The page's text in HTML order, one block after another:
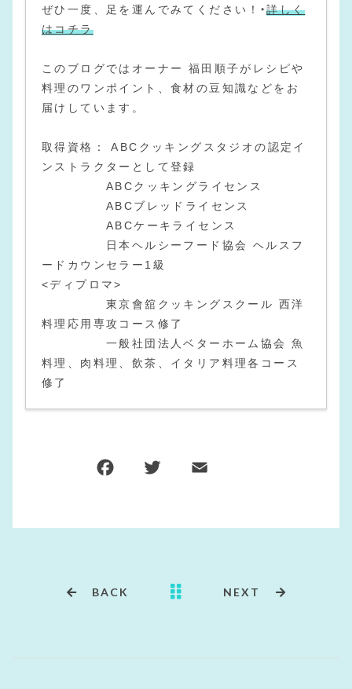
ぜひ一度、足を運んでみてください！‣詳しく
はコチラ
このブログではオーナー 福田順子がレシピや
料理のワンポイント、食材の豆知識などをお
届けしています。
取得資格： ABCクッキングスタジオの認定イ
ンストラクターとして登録
ABCクッキングライセンス
ABCブレッドライセンス
ABCケーキライセンス
日本ヘルシーフード協会 ヘルスフ
ードカウンセラー1級
<ディプロマ>
東京會舘クッキングスクール 西洋
料理応用専攻コース修了
一般社団法人ベターホーム協会 魚
料理、肉料理、飲茶、イタリア料理各コース
修了
BACK NEXT